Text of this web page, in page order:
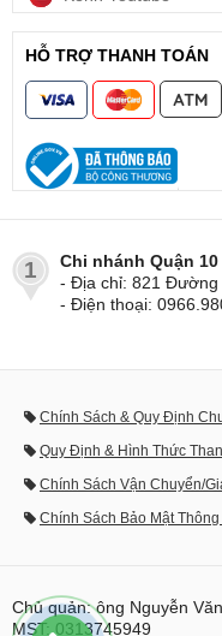
HỖ TRỢ THANH TOÁN
1
Chi nhánh Quận 10
- Địa chỉ: 821 Đường
- Điện thoại:
Chính Sách & Quy Định
Quy Định & Hình Thức
Chính Sách Vận Chuyển/
Chính Sách Bảo Mật Thông
Chủ quản: ông Nguyễn
MST: 0313745949